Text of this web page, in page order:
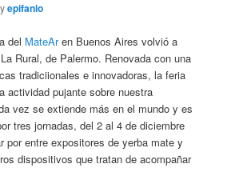
epifanio
del MateAren Buenos Aires volvió a
Rural, de Palermo. Renovada con una
tradiciionales e innovadoras, la feria
actividad pujante sobre nuestra
vez se extiende más en el mundo y es
tres jornadas, del 2 al 4 de diciembre
por entre expositores de yerba mate y
dispositivos que tratan de acompañar